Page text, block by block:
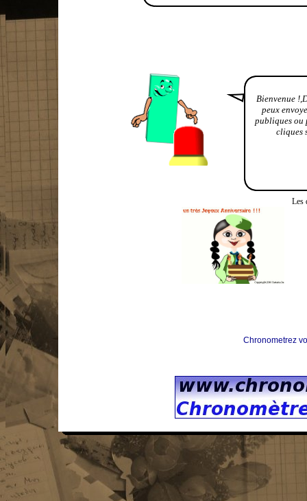
Bienvenue
peux
publiques ou
cliques
Les
Chronometrez